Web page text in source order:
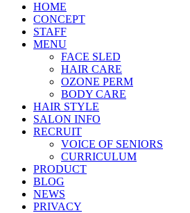
HOME
CONCEPT
STAFF
MENU
FACE SLED
HAIR CARE
OZONE PERM
BODY CARE
HAIR STYLE
SALON INFO
RECRUIT
VOICE OF SENIORS
CURRICULUM
PRODUCT
BLOG
NEWS
PRIVACY